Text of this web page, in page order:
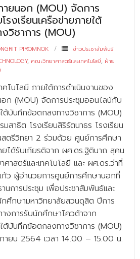
ายนอก (MOU) จัดการ
รงเรียนเครือข่ายภายใต้
วิชาการ (MOU)
PIROMNOK
ข่าวประชาสัมพันธ์
, คณะวิทยาศาสตร์และเทคโนโลยี, ฝ่าย
โนโลยี ภายใต้การดำเนินงานของ
ก (MOU) จัดการประชุมออนไลน์กับ
ใต้บันทึกข้อตกลงทางวิชาการ (MOU)
มสาธิต โรงเรียนสิริรัตนาธร โรงเรียน
สตรีวิทยา 2 ร่วมด้วย ศูนย์การศึกษา
ได้รับเกียรติจาก ผศ.ดร.ฐิตินาถ สุคน
สตร์และเทคโนโลยี และ ผศ.ดร.ว่าที่
ผู้อำนวยการศูนย์การศึกษานอกที่
นการประชุม เพื่อประชาสัมพันธ์และ
ศึกษามหาวิทยาลัยสวนดุสิต ปีการ
งการรับนักศึกษาโควต้าจาก
ใต้บันทึกข้อตกลงทางวิชาการ (MOU)
ายน 2564 เวลา 14.00 – 15.00 น.